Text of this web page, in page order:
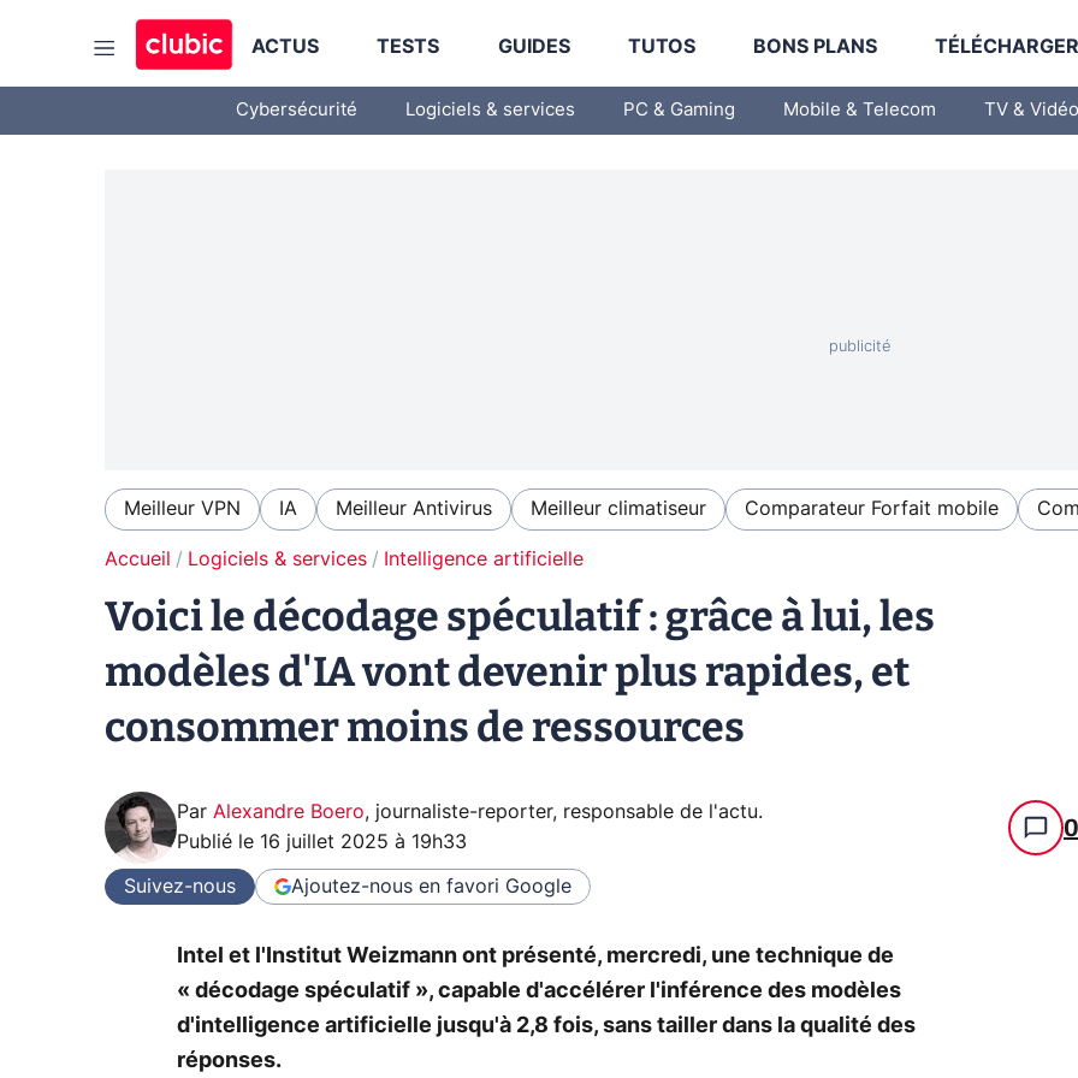
ACTUS TESTS GUIDES TUTOS BONS PLANS
Cybersécurité Logiciels & services PC & Gaming Mobile & Telecom TV & Vidéo
Meilleur VPN IA Meilleur Antivirus Meilleur climatiseur Comparateur Forfait mobile
Accueil Logiciels & services Intelligence artificielle
Voici le décodage spéculatif : grâce à lui, les
modèles d'IA vont devenir plus rapides, et
consommer moins de ressources
Par Alexandre Boero, journaliste-reporter, responsable de l'actu.
Publié le 16 juillet 2025 à 19h33 0
Suivez-nous Ajoutez-nous en favori Google
Intel et l'Institut Weizmann ont présenté, mercredi, une technique de
« décodage spéculatif », capable d'accélérer l'inférence des modèles
d'intelligence artificielle jusqu'à 2,8 fois, sans tailler dans la qualité des
réponses.